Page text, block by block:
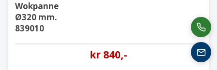
Wokpanne
Ø320 mm.
839010
kr 840,-